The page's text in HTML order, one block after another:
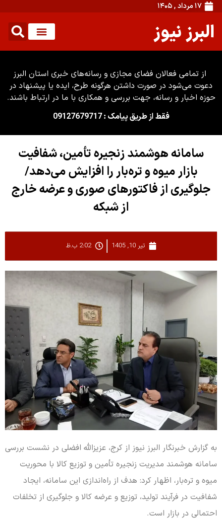
۱۷ مرداد , ۱۴۰۵
البرز نیوز
از تمامی فعالان فضای مجازی و رسانه‌های خبری استان البرز
دعوت می‌شود در صورت داشتن هرگونه طرح، ایده یا پیشنهاد در
حوزه اخبار و رسانه، جهت بررسی و همکاری با ما در ارتباط باشند.
فقط از طریق پیامک : 09127679717
سامانه هوشمند زنجیره تأمین، شفافیت
بازار میوه و تره‌بار را افزایش می‌دهد/
جلوگیری از فاکتورهای صوری و عرضه خارج
از شبکه
تیر 10, 1405 2:02 ب.ظ
به گزارش خبرنگار البرز نیوز از کرج، عزیزالله افضلی در نشست بررسی
سامانه هوشمند مدیریت زنجیره تأمین و توزیع کالا با محوریت
میوه و تره‌بار، اظهار کرد: هدف از راه‌اندازی این سامانه، ایجاد
شفافیت در فرآیند تولید، توزیع و عرضه کالا و جلوگیری از تخلفات
احتمالی در بازار است.